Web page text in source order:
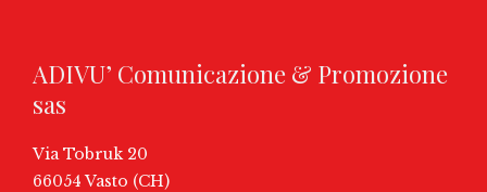
ADIVU’ Comunicazione & Promozione
sas
Via Tobruk 20
66054 Vasto (CH)